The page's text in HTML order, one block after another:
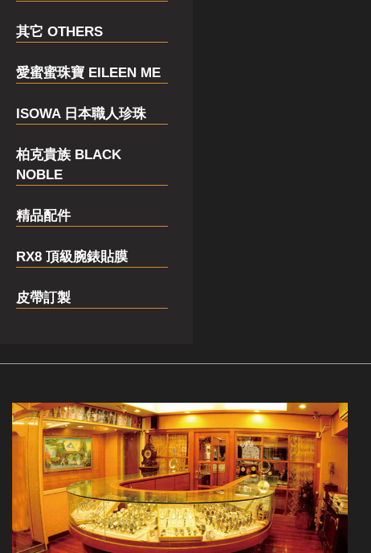
其它 OTHERS
愛蜜蜜珠寶 EILEEN ME
ISOWA 日本職人珍珠
柏克貴族 BLACK
NOBLE
精品配件
RX8 頂級腕錶貼膜
皮帶訂製